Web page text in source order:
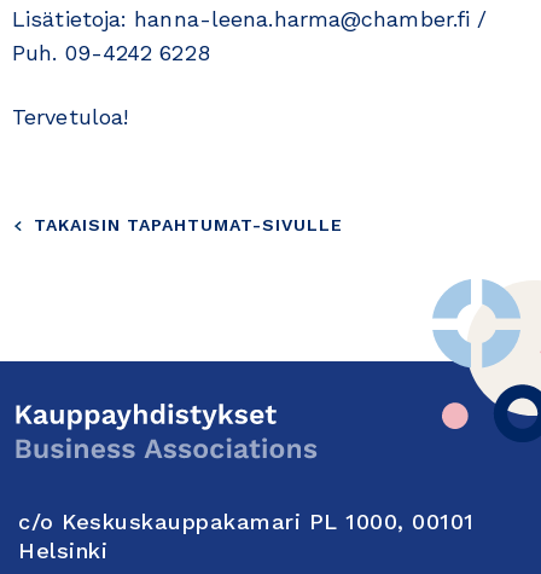
Lisätietoja: hanna-leena.harma@chamber.fi /
Puh. 09-4242 6228
Tervetuloa!
TAKAISIN TAPAHTUMAT-SIVULLE
c/o Keskuskauppakamari PL 1000, 00101
Helsinki